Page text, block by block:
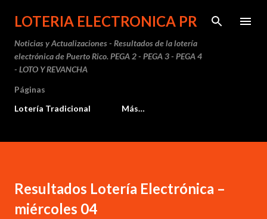
Ir al contenido principal
LOTERIA ELECTRONICA PR
Noticias y Actualizaciones - Resultados de la lotería
electrónica de Puerto Rico. PEGA 2 - PEGA 3 - PEGA 4
- LOTO Y REVANCHA
Páginas
Lotería Tradicional
Más…
Resultados Lotería Electrónica –
miércoles 04